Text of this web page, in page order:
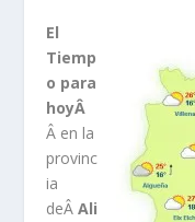
El
Tiemp
o para
hoyÂ
Â en la
provinc
ia
deÂAli